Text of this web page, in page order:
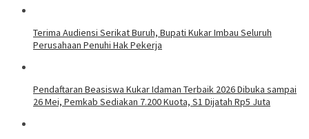
Terima Audiensi Serikat Buruh, Bupati Kukar Imbau Seluruh
Perusahaan Penuhi Hak Pekerja
Pendaftaran Beasiswa Kukar Idaman Terbaik 2026 Dibuka sampai
26 Mei, Pemkab Sediakan 7.200 Kuota, S1 Dijatah Rp5 Juta